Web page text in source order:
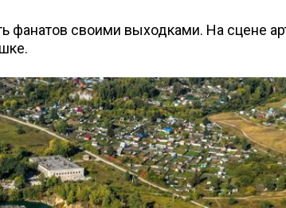
фанатов своими выходками. На сцене